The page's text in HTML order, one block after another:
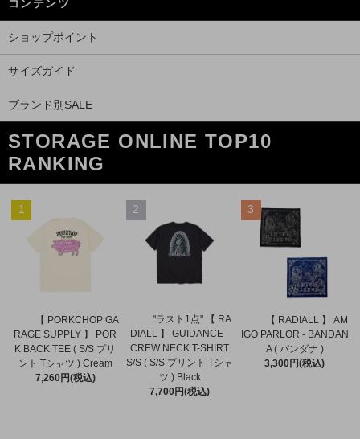
コンテンツ
ショップポイント
サイズガイド
ブランド別SALE
STORAGE ONLINE TOP10
RANKING
1
【 PORKCHOP GA
RAGE SUPPLY 】 POR
K BACK TEE ( S/S プリ
ント Tシャツ ) Cream
7,260円(税込)
2
"ラスト1点" 【 RA
DIALL 】 GUIDANCE -
CREW NECK T-SHIRT
S/S ( S/S プリント Tシャ
ツ ) Black
7,700円(税込)
3
【 RADIALL 】 AM
IGO PARLOR - BANDAN
A ( バンダナ )
3,300円(税込)